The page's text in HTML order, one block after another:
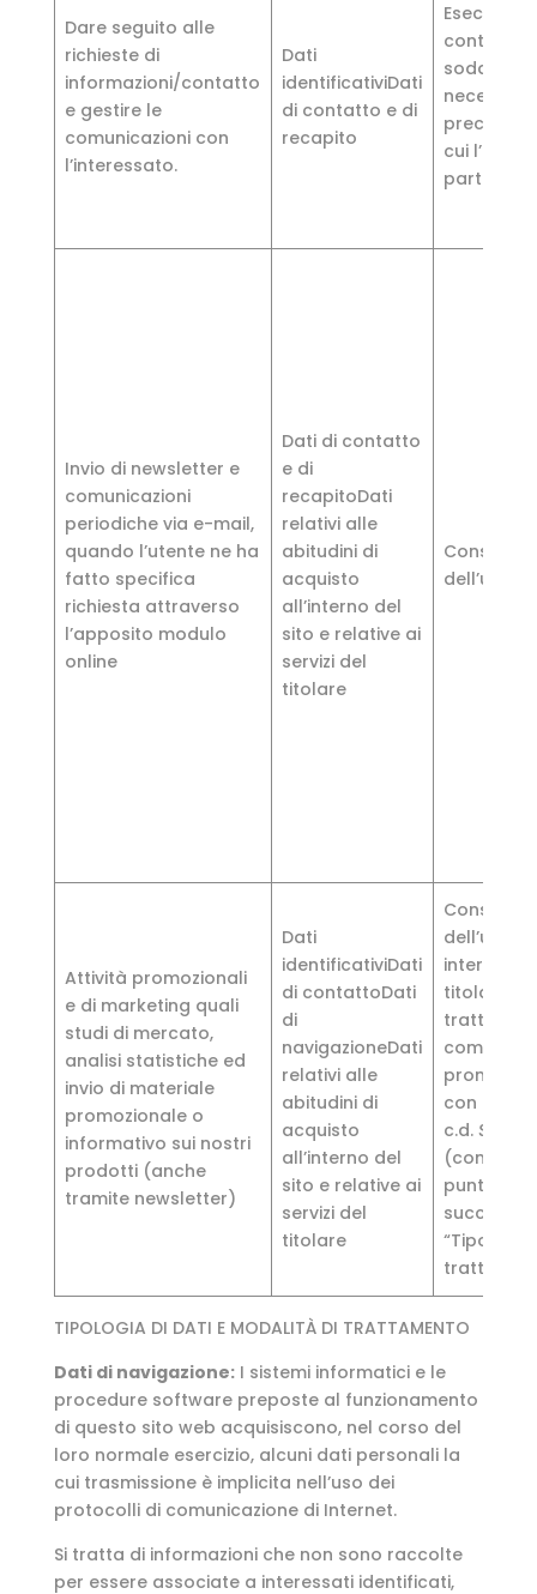
Dare seguito alle
richieste di
informazioni/contatto
e gestire le
comunicazioni con
l’interessato.
Dati
identificativiDati
di contatto e di
recapito
contratto
necessità
cui
parte.
Invio di newsletter e
comunicazioni
periodiche via e-mail,
quando l’utente ne ha
fatto specifica
richiesta attraverso
l’apposito modulo
online
Dati di contatto
e di
recapitoDati
relativi alle
abitudini di
acquisto
all’interno del
sito e relative ai
servizi del
titolare
dell’utente
Attività promozionali
e di marketing quali
studi di mercato,
analisi statistiche ed
invio di materiale
promozionale o
informativo sui nostri
prodotti (anche
tramite newsletter)
Dati
identificativiDati
di contattoDati
di
navigazioneDati
relativi alle
abitudini di
acquisto
all’interno del
sito e relative ai
servizi del
titolare
interesse
titolare
con la
c.d. Soft
(come
punto
trattati”)
TIPOLOGIA DI DATI E MODALITÀ DI TRATTAMENTO
Dati di navigazione:I sistemi informatici e le
procedure software preposte al funzionamento
di questo sito web acquisiscono, nel corso del
loro normale esercizio, alcuni dati personali la
cui trasmissione è implicita nell’uso dei
protocolli di comunicazione di Internet.
Si tratta di informazioni che non sono raccolte
per essere associate a interessati identificati,